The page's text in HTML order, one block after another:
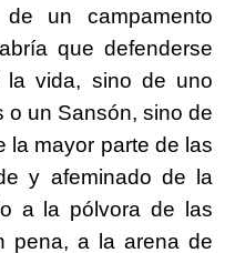
un campamento
que defenderse
la vida, sino de uno
o un Sansón, sino de
la mayor parte de las
y afeminado de la
a la pólvora de las
pena, a la arena de